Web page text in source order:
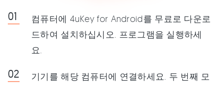
컴퓨터에 4uKey for Android를 무료로 다운로
드하여 설치하십시오. 프로그램을 실행하세
요.
기기를 해당 컴퓨터에 연결하세요. 두 번째 모